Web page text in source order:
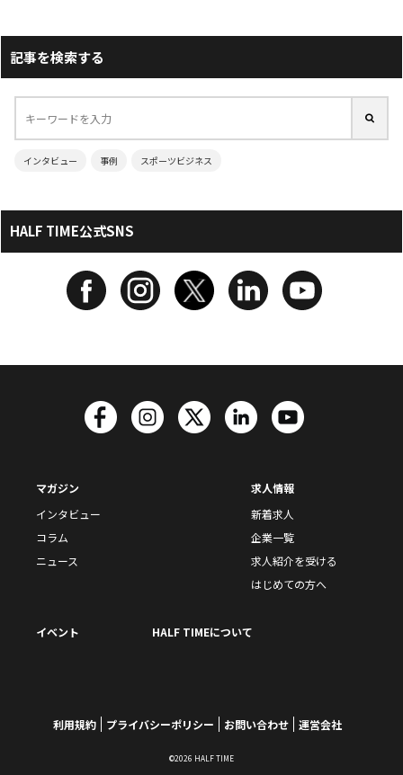
記事を検索する
インタビュー 事例 スポーツビジネス
HALF TIME公式SNS
マガジン
インタビュー
コラム
ニュース
求人情報
新着求人
企業一覧
求人紹介を受ける
はじめての方へ
イベント HALF TIMEについて
利用規約 プライバシーポリシー お問い合わせ 運営会社
©2026 HALF TIME